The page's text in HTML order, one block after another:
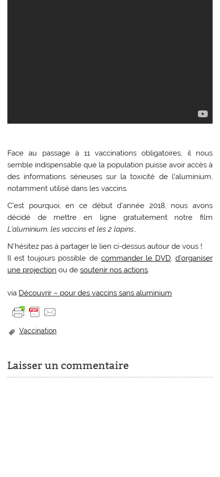
Face au passage à 11 vaccinations obligatoires, il nous
semble indispensable que la population puisse avoir accès à
des informations sérieuses sur la toxicité de l’aluminium,
notamment utilisé dans les vaccins.
C’est pourquoi, en ce début d’année 2018, nous avons
décidé de mettre en ligne gratuitement notre film
L’aluminium, les vaccins et les 2 lapins…
N’hésitez pas à partager le lien ci-dessus autour de vous !
Il est toujours possible de commander le DVD, d’organiser
une projection ou desoutenir nos actions.
via Découvrir – pour des vaccins sans aluminium
Vaccination
Laisser un commentaire